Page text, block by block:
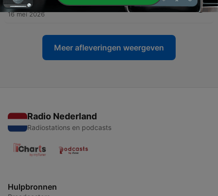
101 - 100. Rispondiamo alle vostre domande
16 mei 2026
Meer afleveringen weergeven
Radio Nederland
Radiostations en podcasts
Hulpbronnen